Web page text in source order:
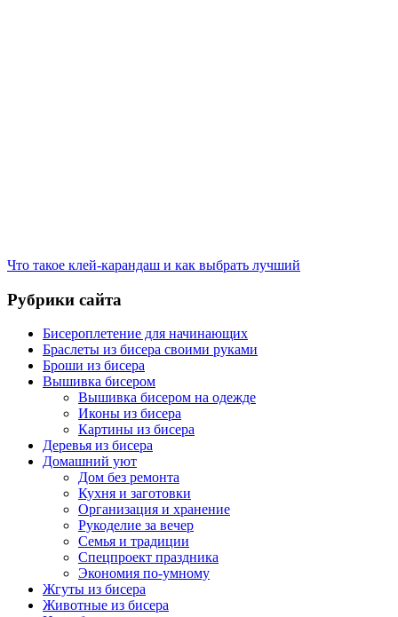
Что такое клей-карандаш и как выбрать лучший
Рубрики сайта
Бисероплетение для начинающих
Браслеты из бисера своими руками
Броши из бисера
Вышивка бисером
Вышивка бисером на одежде
Иконы из бисера
Картины из бисера
Деревья из бисера
Домашний уют
Дом без ремонта
Кухня и заготовки
Организация и хранение
Рукоделие за вечер
Семья и традиции
Спецпроект праздника
Экономия по-умному
Жгуты из бисера
Животные из бисера